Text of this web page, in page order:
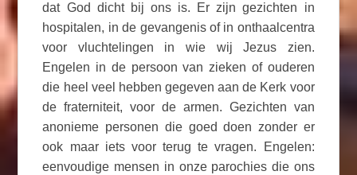
dat God dicht bij ons is. Er zijn gezichten in
hospitalen, in de gevangenis of in onthaalcentra
voor vluchtelingen in wie wij Jezus zien.
Engelen in de persoon van zieken of ouderen
die heel veel hebben gegeven aan de Kerk voor
de fraterniteit, voor de armen. Gezichten van
anonieme personen die goed doen zonder er
ook maar iets voor terug te vragen. Engelen:
eenvoudige mensen in onze parochies die ons